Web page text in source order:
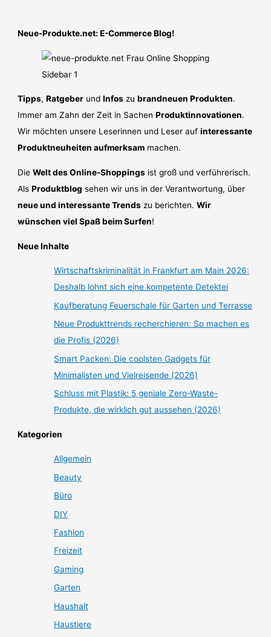
Neue-Produkte.net: E-Commerce Blog!
Tipps,Ratgeber undInfos zubrandneuen Produkten.
Immer am Zahn der Zeit in SachenProduktinnovationen.
Wir möchten unsere Leserinnen und Leser aufinteressante
Produktneuheiten aufmerksam machen.
DieWelt des Online-Shoppings ist groß und verführerisch.
AlsProduktblog sehen wir uns in der Verantwortung, über
neue und interessante Trends zu berichten.Wir
wünschen viel Spaß beim Surfen!
Neue Inhalte
Wirtschaftskriminalität in Frankfurt am Main 2026:
Deshalb lohnt sich eine kompetente Detektei
Kaufberatung Feuerschale für Garten und Terrasse
Neue Produkttrends recherchieren: So machen es
die Profis (2026)
Smart Packen: Die coolsten Gadgets für
Minimalisten und Vielreisende (2026)
Schluss mit Plastik: 5 geniale Zero-Waste-
Produkte, die wirklich gut aussehen (2026)
Kategorien
Allgemein
Beauty
Büro
DIY
Fashion
Freizeit
Gaming
Garten
Haushalt
Haustiere